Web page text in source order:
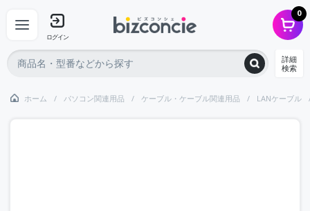
ログイン
0
詳細
検索
ホーム パソコン関連用品 ケーブル・ケーブル関連用品 LANケーブル